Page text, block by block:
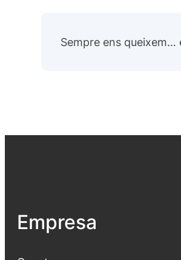
Sempre ens queixem…
Empresa